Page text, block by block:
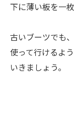
下に薄い板を一
古いブーツでも
使って行けるよ
いきましょう。